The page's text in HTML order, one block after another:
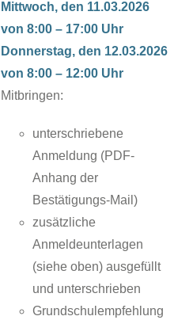
Mittwoch, den 11.03.2026
von 8:00 – 17:00 Uhr
Donnerstag, den 12.03.2026
von 8:00 – 12:00 Uhr
Mitbringen:
unterschriebene
Anmeldung (PDF-
Anhang der
Bestätigungs-Mail)
zusätzliche
Anmeldeunterlagen
(siehe oben) ausgefüllt
und unterschrieben
Grundschulempfehlung